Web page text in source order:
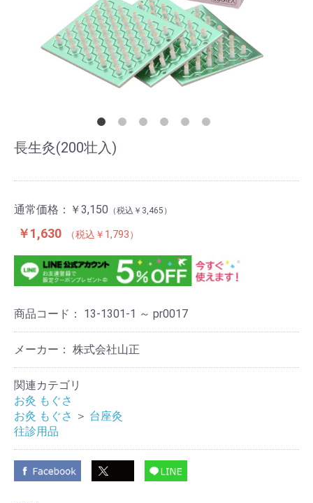
長生灸(200壮入)
通常価格： ￥3,150 ￥3,465
￥1,630 ￥1,793
商品コード： 13-1301-1 ～ pr0017
メーカー： 株式会社山正
関連カテゴリ
お灸 もぐさ
お灸 もぐさ ＞ 台座灸
往診用品